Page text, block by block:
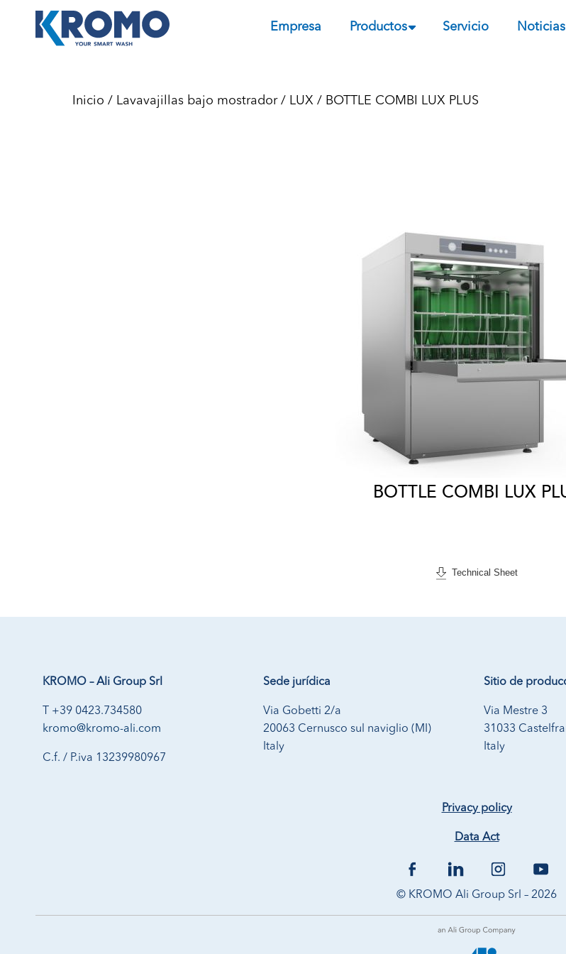
Empresa Productos Servicio Noticias
Inicio / Lavavajillas bajo mostrador/ LUX / BOTTLE COMBI LUX PLUS
BOTTLE COMBI LUX
Technical Sheet
KROMO – Ali Group Srl
T +39 0423.734580
kromo@kromo-ali.com
C.f. / P.iva 13239980967
Sede jurídica
Via Gobetti 2/a
20063 Cernusco sul naviglio (MI)
Italy
Sitio de
Via Mestre 3
31033
Italy
Privacy policy
Data Act
© KROMO Ali Group Srl – 2026